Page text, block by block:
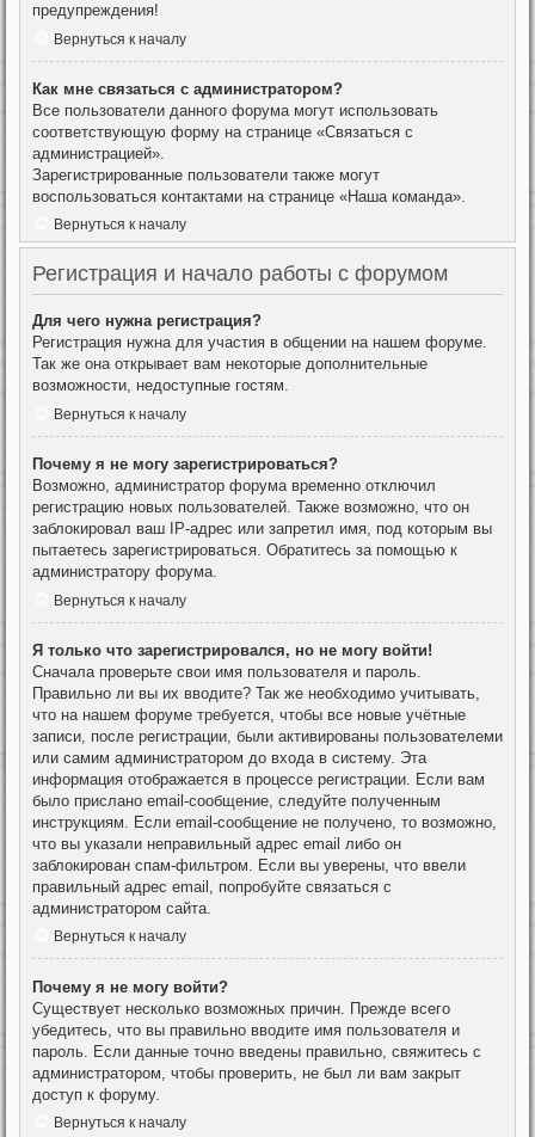
предупреждения!
Вернуться к началу
Как мне связаться с администратором?
Все пользователи данного форума могут использовать
соответствующую форму на странице «Связаться с
администрацией».
Зарегистрированные пользователи также могут
воспользоваться контактами на странице «Наша команда».
Вернуться к началу
Регистрация и начало работы с форумом
Для чего нужна регистрация?
Регистрация нужна для участия в общении на нашем форуме.
Так же она открывает вам некоторые дополнительные
возможности, недоступные гостям.
Вернуться к началу
Почему я не могу зарегистрироваться?
Возможно, администратор форума временно отключил
регистрацию новых пользователей. Также возможно, что он
заблокировал ваш IP-адрес или запретил имя, под которым вы
пытаетесь зарегистрироваться. Обратитесь за помощью к
администратору форума.
Вернуться к началу
Я только что зарегистрировался, но не могу войти!
Сначала проверьте свои имя пользователя и пароль.
Правильно ли вы их вводите? Так же необходимо учитывать,
что на нашем форуме требуется, чтобы все новые учётные
записи, после регистрации, были активированы пользователеми
или самим администратором до входа в систему. Эта
информация отображается в процессе регистрации. Если вам
было прислано email-сообщение, следуйте полученным
инструкциям. Если email-сообщение не получено, то возможно,
что вы указали неправильный адрес email либо он
заблокирован спам-фильтром. Если вы уверены, что ввели
правильный адрес email, попробуйте связаться с
администратором сайта.
Вернуться к началу
Почему я не могу войти?
Существует несколько возможных причин. Прежде всего
убедитесь, что вы правильно вводите имя пользователя и
пароль. Если данные точно введены правильно, свяжитесь с
администратором, чтобы проверить, не был ли вам закрыт
доступ к форуму.
Вернуться к началу